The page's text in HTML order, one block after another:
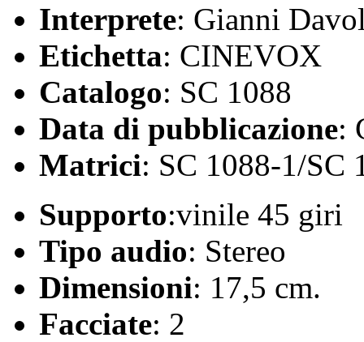
Interprete: Gianni
Etichetta: CINEVOX
Catalogo: SC 1088
Data di pubblicazione:
Matrici: SC 1088-1/SC
Supporto:vinile 45 giri
Tipo audio: Stereo
Dimensioni: 17,5 cm.
Facciate: 2